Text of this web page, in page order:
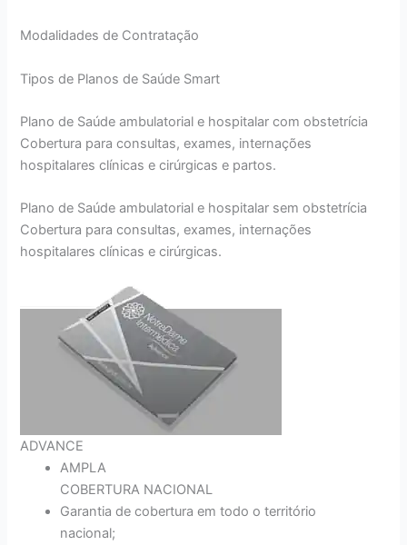
Modalidades de Contratação
Tipos de Planos de Saúde Smart
Plano de Saúde ambulatorial e hospitalar com obstetrícia
Cobertura para consultas, exames, internações
hospitalares clínicas e cirúrgicas e partos.
Plano de Saúde ambulatorial e hospitalar sem obstetrícia
Cobertura para consultas, exames, internações
hospitalares clínicas e cirúrgicas.
ADVANCE
AMPLA
COBERTURA NACIONAL
Garantia de cobertura em todo o território
nacional;